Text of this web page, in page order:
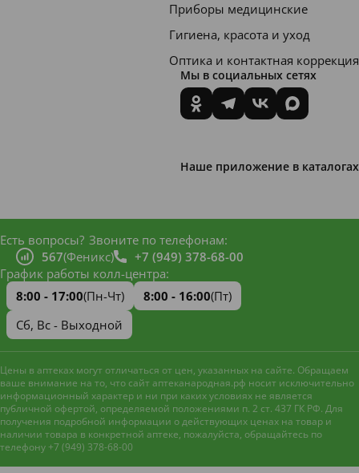
Приборы медицинские
Гигиена, красота и уход
Оптика и контактная коррекция
Мы в социальных сетях
Наше приложение в каталогах
Есть вопросы? Звоните по телефонам:
567(Феникс)
+7 (949) 378-68-00
График работы колл-центра:
8:00 - 17:00(Пн-Чт) 8:00 - 16:00(Пт)
Сб, Вс - Выходной
Цены в аптеках могут отличаться от цен, указанных на сайте. Обращаем
ваше внимание на то, что сайт аптеканародная.рф носит исключительно
информационный характер и ни при каких условиях не является
публичной офертой, определяемой положениями п. 2 ст. 437 ГК РФ. Для
получения подробной информации о действующих ценах на товар и
наличии товара в конкретной аптеке, пожалуйста, обращайтесь по
телефону +7 (949) 378-68-00Наш сайт использует файлы